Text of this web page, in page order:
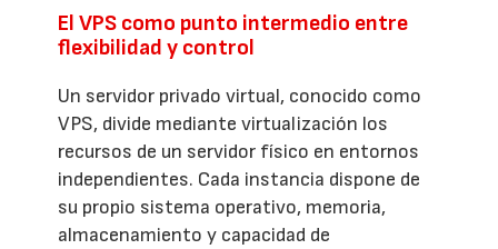
El VPS como punto intermedio entre
flexibilidad y control
Un servidor privado virtual, conocido como
VPS, divide mediante virtualización los
recursos de un servidor físico en entornos
independientes. Cada instancia dispone de
su propio sistema operativo, memoria,
almacenamiento y capacidad de